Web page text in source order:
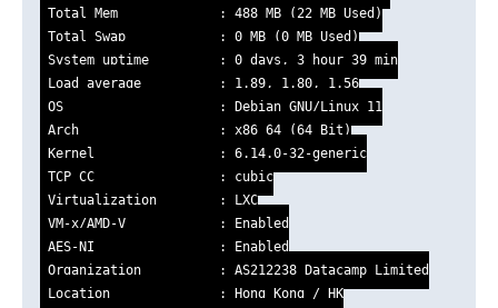
Total Mem             : 488 MB (22 MB Used)
Total Swap            : 0 MB (0 MB Used)
System uptime         : 0 days, 3 hour 39 min
Load average          : 1.89, 1.80, 1.56
OS                    : Debian GNU/Linux 11
Arch                  : x86_64 (64 Bit)
Kernel                : 6.14.0-32-generic
TCP CC                : cubic
Virtualization        : LXC
VM-x/AMD-V            : Enabled
AES-NI                : Enabled
Organization          : AS212238 Datacamp Limited
Location              : Hong Kong / HK